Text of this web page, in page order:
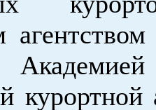
курортной